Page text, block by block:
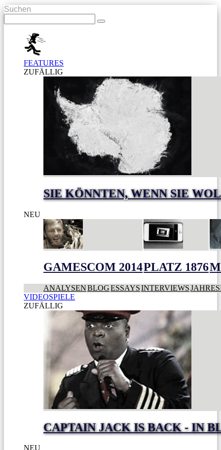
Suchen
FEATURES
ZUFÄLLIG
SIE KÖNNTEN, WENN SIE
NEU
GAMESCOM 2014PLATZ 1876
ANALYSENBLOGESSAYSINTERVIEWS
VIDEOSPIELE
ZUFÄLLIG
CAPTAIN JACK IS BACK - IN
NEU